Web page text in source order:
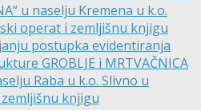
u naselju Kremena u k.o.
operat i zemljišnu knjigu
postupka evidentiranja
GROBLJE i MRTVAČNICA
Raba u k.o. Slivno u
knjigu